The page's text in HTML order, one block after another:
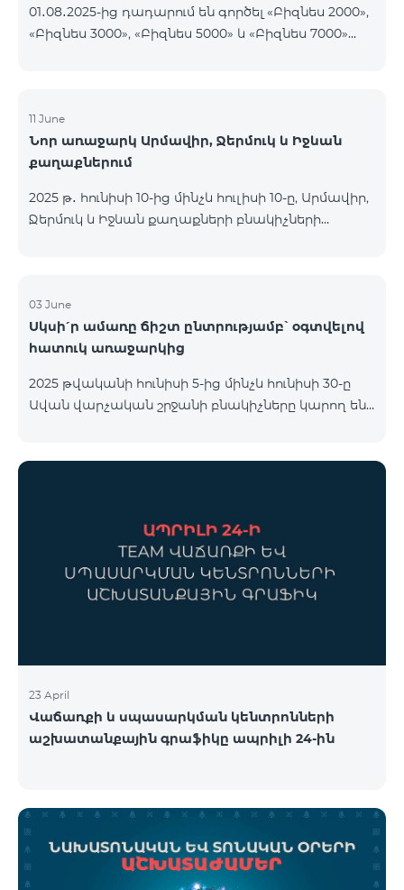
01․08․2025-ից դադարում են գործել «Բիզնես 2000»,
«Բիզնես 3000», «Բիզնես 5000» և «Բիզնես 7000»
ստորև ներկայացված աղյուսակի․ Հին
սակագնային փաթեթ Նոր սակագնային փաթեթ
Բիզնես 2000 PRO 1900 Բիզնես 3000 Pro Special 1
11 June
Նոր առաջարկ Արմավիր, Ջերմուկ և Իջևան
քաղաքներում
2025 թ․ հունիսի 10-ից մինչև հուլիսի 10-ը, Արմավիր,
Ջերմուկ և Իջևան քաղաքների բնակիչների
9900 Regional Ակցիայի շրջանակում
առաջարկվում է 50% զեղչ առաջին 6 ամիսների
համար, 12 ամիս բաժանորդագրության դեպքում։
ներառումներին մանրամասն ծանոթանալու
համար կարող եք անցնել հետևյալ հղմամբ՝
է մինչև 1
03 June
Սկսի՛ր ամառը ճիշտ ընտրությամբ՝ օգտվելով
հատուկ առաջարկից
2025 թվականի հունիսի 5-ից մինչև հունիսի 30-ը
Ավան վարչական շրջանի բնակիչները կարող են
50% զեղչ, Հաջորդ 6 ամիսների ընթացքում՝ 25%
ներառումներին մանրամասն ծանոթանալու
համար կարող եք անցնել հետևյալ հղմամբ՝
23 April
Վաճառքի և սպասարկման կենտրոնների
աշխատանքային գրաֆիկը ապրիլի 24-ին